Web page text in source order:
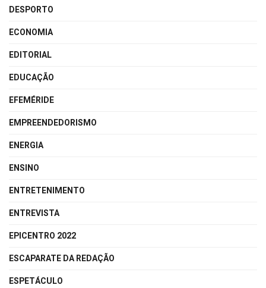
DESPORTO
ECONOMIA
EDITORIAL
EDUCAÇÃO
EFEMÉRIDE
EMPREENDEDORISMO
ENERGIA
ENSINO
ENTRETENIMENTO
ENTREVISTA
EPICENTRO 2022
ESCAPARATE DA REDAÇÃO
ESPETÁCULO